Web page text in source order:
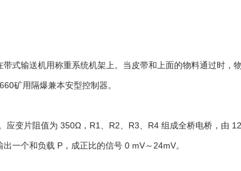
式输送机用称重系统机架上。当皮带和上面的物料通过时，
矿用隔爆兼本安型控制器。
。应变片阻值为 350Ω， R1 R2 R3 R4 组成全桥电桥，由
出一个和负载 P ，成正比的信号 0 mV～ 24mV。